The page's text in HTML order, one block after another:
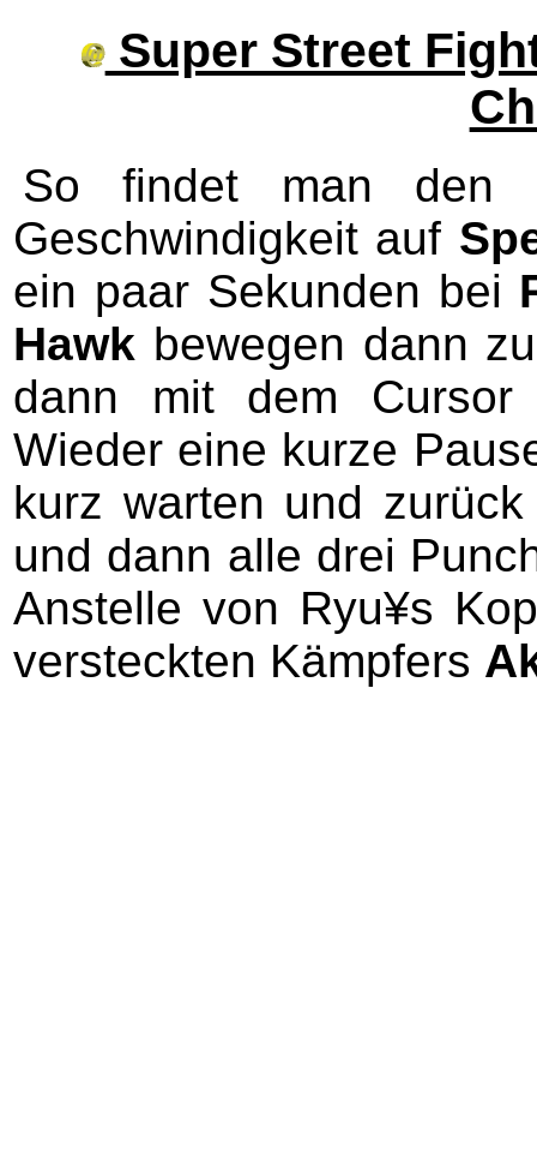
Super Street
So findet man den
Geschwindigkeit auf
ein paar Sekunden bei
Hawk bewegen dann
dann mit dem
Wieder eine kurze
kurz warten und
und dann alle drei
Anstelle von Ryu¥s
versteckten Kämpfers